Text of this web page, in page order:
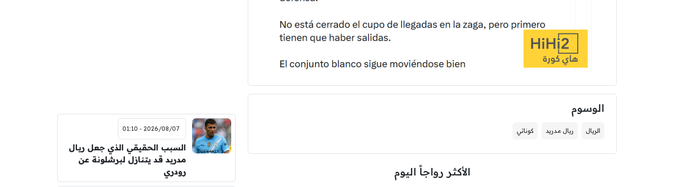
الوسوم
الريال ريال مدريد كوناتي
الأكثر رواجاً اليوم
2026/08/07 - 01:10
السبب الحقيقي الذي جعل ريال
مدريد قد يتنازل لبرشلونة عن
رودري